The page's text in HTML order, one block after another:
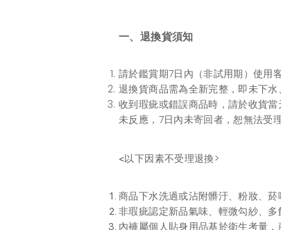
一、退換貨須知
請於鑑賞期7日內（非試用期）使用
退換貨商品需為全新完整，即未下
收到瑕疵或錯誤商品時，請於收貨
未反應，7日內未寄回者，恕無法受
<以下因素不受理退換>
商品下水洗過或沾附髒汙、粉妝、菸
非瑕疵認定新品氣味、輕微勾紗、
內褲屬個人貼身用品基於衛生考量，